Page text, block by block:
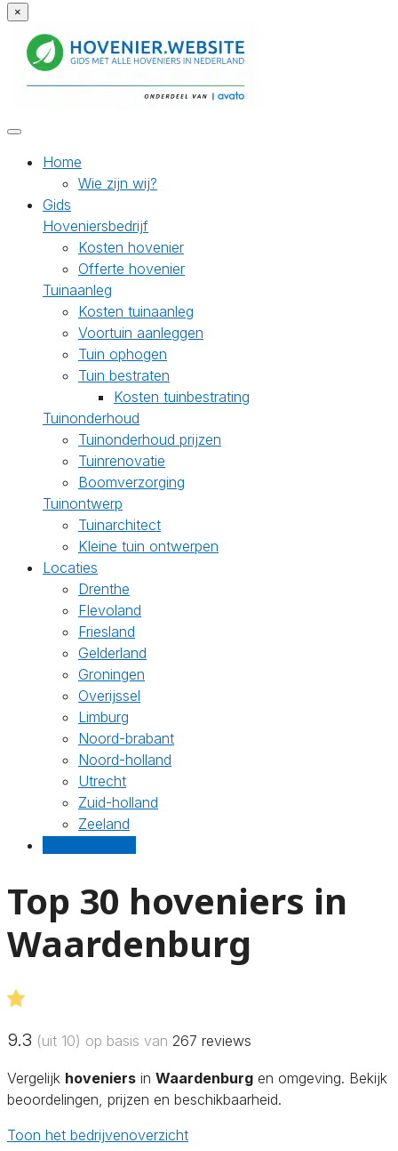
×
Home
Wie zijn wij?
Gids
Hoveniersbedrijf
Kosten hovenier
Offerte hovenier
Tuinaanleg
Kosten tuinaanleg
Voortuin aanleggen
Tuin ophogen
Tuin bestraten
Kosten tuinbestrating
Tuinonderhoud
Tuinonderhoud prijzen
Tuinrenovatie
Boomverzorging
Tuinontwerp
Tuinarchitect
Kleine tuin ontwerpen
Locaties
Drenthe
Flevoland
Friesland
Gelderland
Groningen
Overijssel
Limburg
Noord-brabant
Noord-holland
Utrecht
Zuid-holland
Zeeland
Top 30 hoveniers in
Waardenburg
9.3 (uit 10) op basis van 267 reviews
Vergelijk hoveniers in Waardenburg en omgeving. Bekijk
beoordelingen, prijzen en beschikbaarheid.
Toon het bedrijvenoverzicht